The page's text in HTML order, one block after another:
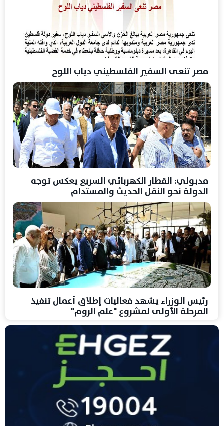
مصر تنعى السفير الفلسطيني دياب اللوح
مدبولي: القطار الكهربائي السريع يعكس توجه
الدولة نحو النقل الحديث والمستدام
رئيس الوزراء يشهد فعاليات إطلاق أعمال تنفيذ
المرحلة الأولى لمشروع "علم الروم"